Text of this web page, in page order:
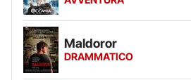
Maldoror
DRAMMATICO